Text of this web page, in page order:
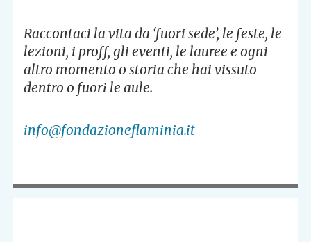
Raccontaci la vita da ‘fuori sede’, le feste, le
lezioni, i proff, gli eventi, le lauree e ogni
altro momento o storia che hai vissuto
dentro o fuori le aule.
info@fondazioneflaminia.it